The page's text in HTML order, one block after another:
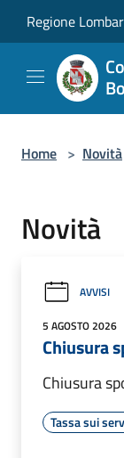
Regione
Home > Novità
Novità
AVVISI
5 AGOSTO 2026
Chiusura
Chiusura
Tassa sui